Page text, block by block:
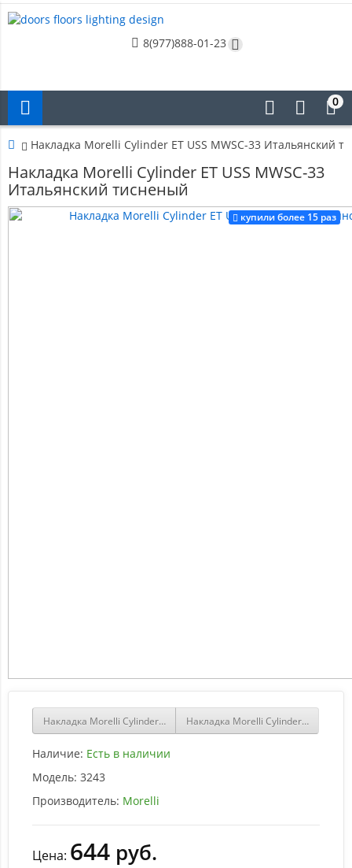
8(977)888-01-23
0
Накладка Morelli Cylinder ET USS MWSC-33 Итальянский
Накладка Morelli Cylinder ET USS MWSC-33
Итальянский тисненый
купили более 15 раз
Накладка Morelli Cylinder ET USS BL-26 ЧерныйНакладка Morelli Cylinder ET USS
Наличие: Есть в наличии
Модель: 3243
Производитель: Morelli
Цена: 644 руб.